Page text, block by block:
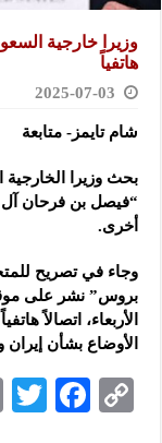
وزيرا خارجية
هاتفياً
2025-07-03
شام تايمز- متابعة
بحث وزيرا الخارجية
“فيصل بن فرحان
أخرى.
وجاء في تصريح
بروس” نشر على
الأربعاء، اتصالاً
الأوضاع بشأن
C
F